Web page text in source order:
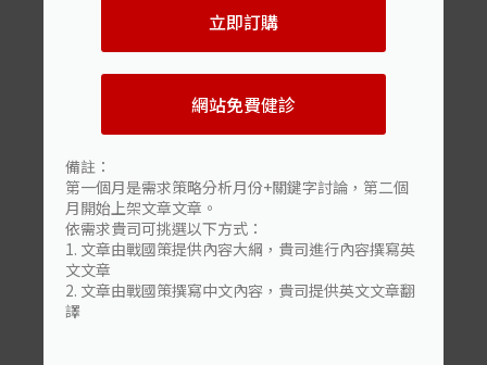
立即訂購
網站免費健診
備註：
第一個月是需求策略分析月份+關鍵字討論，第二個
月開始上架文章文章。
依需求貴司可挑選以下方式：
1. 文章由戰國策提供內容大綱，貴司進行內容撰寫英
文文章
2. 文章由戰國策撰寫中文內容，貴司提供英文文章翻
譯